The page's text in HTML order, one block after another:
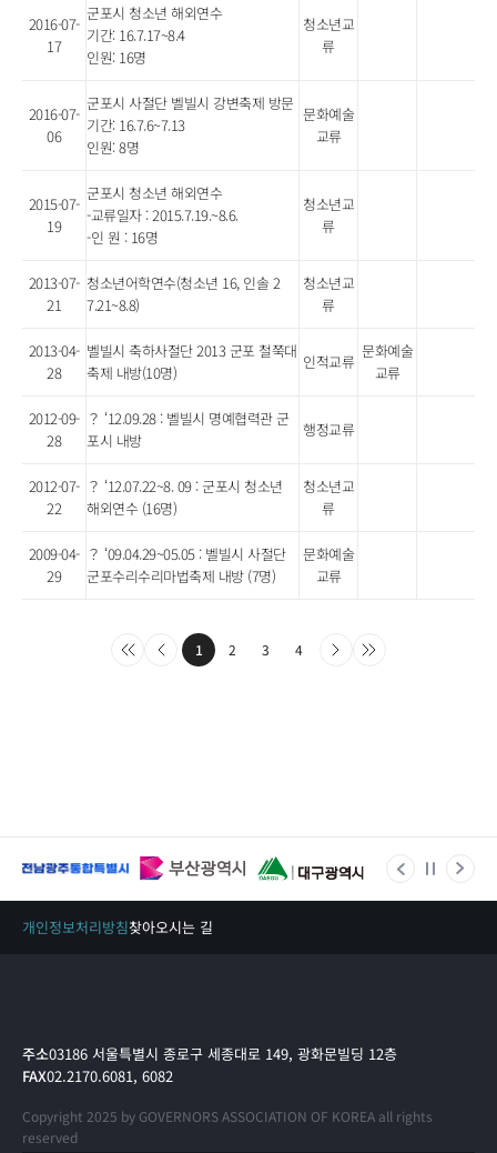
2016-07-
17
군포시 청소년 해외연수
기간: 16.7.17~8.4
인원: 16명
청소년교
류
2016-07-
06
군포시 사절단 벨빌시 강변축제 방문
기간: 16.7.6~7.13
인원: 8명
문화예술
교류
2015-07-
19
군포시 청소년 해외연수
-교류일자 : 2015.7.19.~8.6.
-인 원 : 16명
청소년교
류
2013-07-
21
청소년어학연수(청소년 16, 인솔 2
7.21~8.8)
청소년교
류
2013-04-
28
벨빌시 축하사절단 2013 군포 철쭉대
축제 내방(10명)
인적교류
문화예술
교류
2012-09-
28
？ ‘12.09.28 : 벨빌시 명예협력관 군
포시 내방
행정교류
2012-07-
22
？ ‘12.07.22~8. 09 : 군포시 청소년
해외연수 (16명)
청소년교
류
2009-04-
29
？ ‘09.04.29~05.05 : 벨빌시 사절단
군포수리수리마법축제 내방 (7명)
문화예술
교류
1 2 3 4
개인정보처리방침찾아오시는 길
주소03186 서울특별시 종로구 세종대로 149, 광화문빌딩 12층
FAX02.2170.6081, 6082
Copyright 2025 by GOVERNORS ASSOCIATION OF KOREA all rights
reserved